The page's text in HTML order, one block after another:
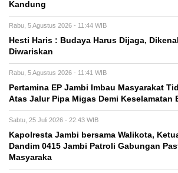
Kandung
Rabu, 5 Agustus 2026 - 11:44 WIB
Hesti Haris : Budaya Harus Dijaga,
Diwariskan
Rabu, 5 Agustus 2026 - 11:41 WIB
Pertamina EP Jambi Imbau Masyarakat
Atas Jalur Pipa Migas Demi Keselamatan
Sabtu, 25 Juli 2026 - 22:43 WIB
Kapolresta Jambi bersama Walikota,
Dandim 0415 Jambi Patroli Gabungan
Masyaraka